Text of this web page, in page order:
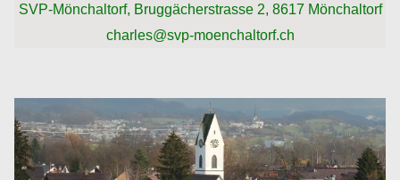
SVP-Mönchaltorf, Bruggächerstrasse 2, 8617 Mönchaltorf
charles@svp-moenchaltorf.ch